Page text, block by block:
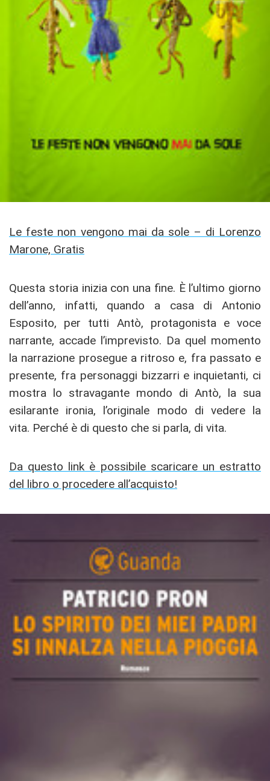
Le feste non vengono mai da sole – di Lorenzo
Marone, Gratis
Questa storia inizia con una fine. È l’ultimo giorno
dell’anno, infatti, quando a casa di Antonio
Esposito, per tutti Antò, protagonista e voce
narrante, accade l’imprevisto. Da quel momento
la narrazione prosegue a ritroso e, fra passato e
presente, fra personaggi bizzarri e inquietanti, ci
mostra lo stravagante mondo di Antò, la sua
esilarante ironia, l’originale modo di vedere la
vita. Perché è di questo che si parla, di vita.
Da questo link è possibile scaricare un estratto
del libro o procedere all’acquisto!